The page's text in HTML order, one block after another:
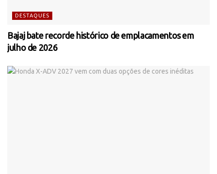
DESTAQUES
Bajaj bate recorde histórico de emplacamentos em
julho de 2026